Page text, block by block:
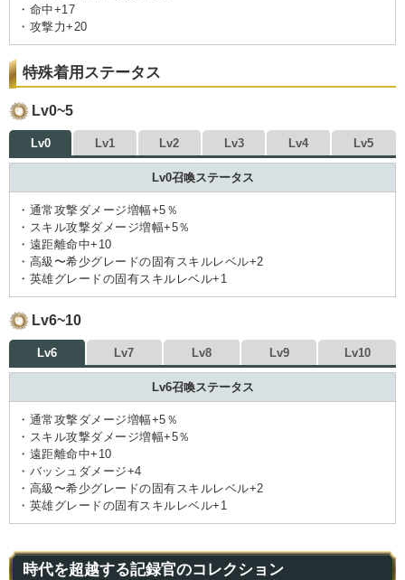
・命中+17
・攻撃力+20
特殊着用ステータス
Lv0~5
Lv0 Lv1 Lv2 Lv3 Lv4 Lv5
Lv0召喚ステータス
・通常攻撃ダメージ増幅+5％
・スキル攻撃ダメージ増幅+5％
・遠距離命中+10
・高級〜希少グレードの固有スキルレベル+2
・英雄グレードの固有スキルレベル+1
Lv6~10
Lv6 Lv7 Lv8 Lv9 Lv10
Lv6召喚ステータス
・通常攻撃ダメージ増幅+5％
・スキル攻撃ダメージ増幅+5％
・遠距離命中+10
・バッシュダメージ+4
・高級〜希少グレードの固有スキルレベル+2
・英雄グレードの固有スキルレベル+1
時代を超越する記録官のコレクション